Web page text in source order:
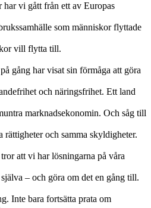
har vi gått från ett av Europas
som människor flyttade
vill flytta till.
gång har visat sin förmåga att göra
och näringsfrihet. Ett land
marknadsekonomin. Och såg till
och samma skyldigheter.
att vi har lösningarna på våra
– och göra om det en gång till.
Inte bara fortsätta prata om